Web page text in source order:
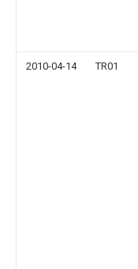
2010-04-14 TR01